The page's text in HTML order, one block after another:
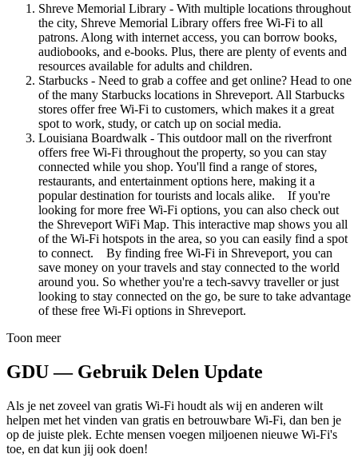
Shreve Memorial Library - With multiple locations throughout
the city, Shreve Memorial Library offers free Wi-Fi to all
patrons. Along with internet access, you can borrow books,
audiobooks, and e-books. Plus, there are plenty of events and
resources available for adults and children.
Starbucks - Need to grab a coffee and get online? Head to one
of the many Starbucks locations in Shreveport. All Starbucks
stores offer free Wi-Fi to customers, which makes it a great
spot to work, study, or catch up on social media.
Louisiana Boardwalk - This outdoor mall on the riverfront
offers free Wi-Fi throughout the property, so you can stay
connected while you shop. You'll find a range of stores,
restaurants, and entertainment options here, making it a
popular destination for tourists and locals alike. If you're
looking for more free Wi-Fi options, you can also check out
the Shreveport WiFi Map. This interactive map shows you all
of the Wi-Fi hotspots in the area, so you can easily find a spot
to connect. By finding free Wi-Fi in Shreveport, you can
save money on your travels and stay connected to the world
around you. So whether you're a tech-savvy traveller or just
looking to stay connected on the go, be sure to take advantage
of these free Wi-Fi options in Shreveport.
Toon meer
GDU — Gebruik Delen Update
Als je net zoveel van gratis Wi-Fi houdt als wij en anderen wilt
helpen met het vinden van gratis en betrouwbare Wi-Fi, dan ben je
op de juiste plek. Echte mensen voegen miljoenen nieuwe Wi-Fi's
toe, en dat kun jij ook doen!